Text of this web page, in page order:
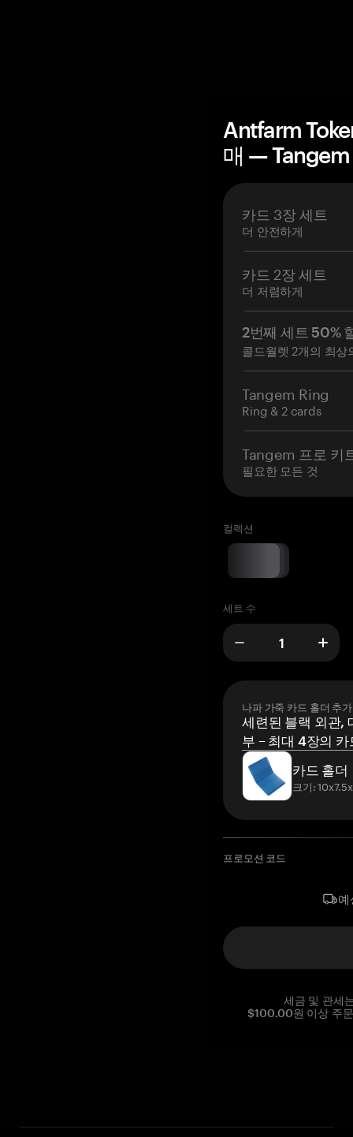
Antfarm
매 — Tangem
카드 3장 세트
더 안전하게
카드 2장 세트
더 저렴하게
2번째 세트 50%
콜드월렛 2개의 최상
Tangem Ring
Ring & 2 cards
Tangem 프로 키
필요한 모든 것
컬렉션
세트 수
나파 가죽 카드 홀더 추가
세련된 블랙 외관,
부 – 최대 4장의
카드 홀더
크기:
프로모션 코드
예
세금 및 관세
$100.00원 이상 주